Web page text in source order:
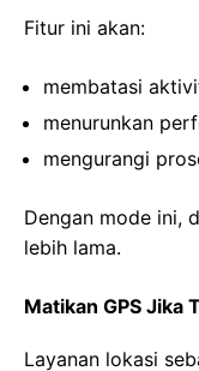
Fitur ini akan:
membatasi
menurunkan
mengurangi
Dengan mode ini,
lebih lama.
Matikan GPS Jika
Layanan lokasi